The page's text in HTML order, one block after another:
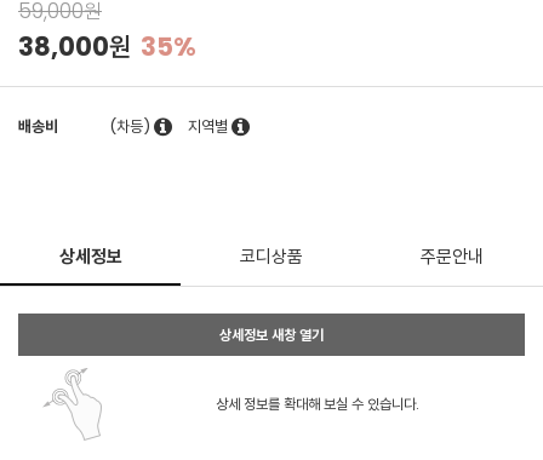
59,000원
38,000원 35%
배송비 (차등) 지역별
상세정보 코디상품 주문안내
상세정보 새창 열기
상세 정보를 확대해 보실 수 있습니다.